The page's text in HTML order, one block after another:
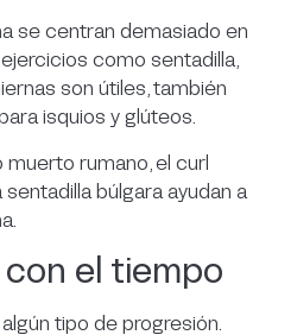
se centran demasiado en
como sentadilla,
son útiles, también
isquios y glúteos.
rumano, el curl
búlgara ayudan a
el tiempo
tipo de progresión.